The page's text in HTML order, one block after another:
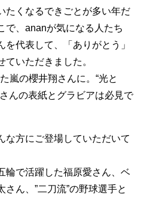
たくなるできごとが多い年だ
で、ananが気になる人たち
代表して、「ありがとう」
ていただきました。
嵐の櫻井翔さんに。“光と
んの表紙とグラビアは必見で
な方にご登場していただいて
輪で活躍した福原愛さん、ベ
ん、”二刀流”の野球選手と